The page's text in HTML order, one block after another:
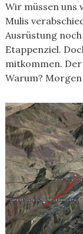
Wir müssen uns
Mulis
Ausrüstung
Etappenziel.
mitkommen.
Warum?